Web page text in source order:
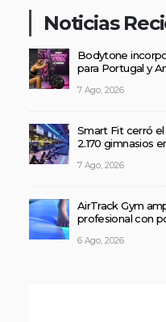
Noticias
Bodytone
para Portugal y
7 Ago, 2026
Smart Fit cerró
2.170 gimnasios
7 Ago, 2026
AirTrack Gym
profesional con
6 Ago, 2026